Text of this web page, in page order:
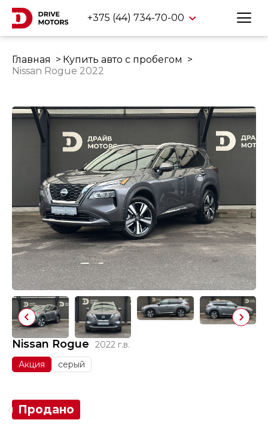
+375 (44) 734-70-00
Главная
Купить авто с пробегом
Nissan Rogue 2022
Nissan Rogue
2022 г.в.
Акция
серый
Продано